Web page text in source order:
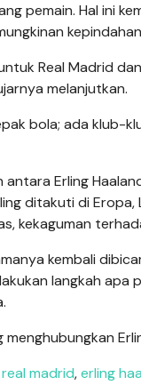
pemain. Hal ini
Real Madrid
melanjutkan.
bola; ada
antara Erling
ditakuti di
kekaguman
kembali
langkah apa
menghubungkan
real madrid,erling